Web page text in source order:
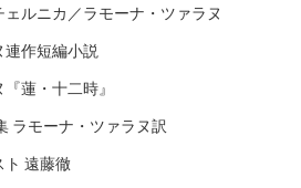
ルニカ／ラモーナ・ツァラヌ
連作短編小説
蓮・十二時』
ラモーナ・ツァラヌ訳
ト 遠藤徹